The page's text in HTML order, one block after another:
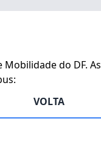
do DF.
VOLTA